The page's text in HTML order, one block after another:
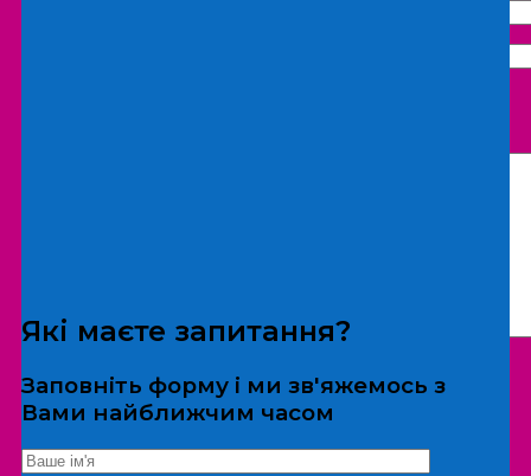
*Дані не передаються третім особам
Які маєте запитання?
Заповніть форму і ми зв'яжемось з
Вами найближчим часом